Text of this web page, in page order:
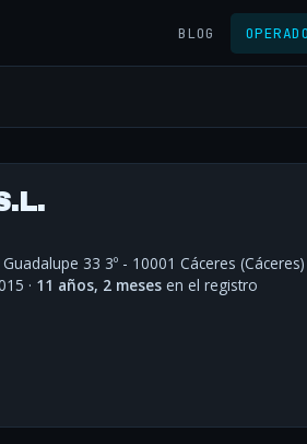
BLOG
33 3º - 10001 Cáceres (Cáceres)
· 11 años, 2 meses en el registro